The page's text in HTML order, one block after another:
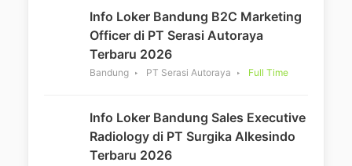
Info Loker Bandung B2C Marketing
Officer di PT Serasi Autoraya
Terbaru 2026
Bandung PT Serasi Autoraya Full Time
Info Loker Bandung Sales Executive
Radiology di PT Surgika Alkesindo
Terbaru 2026